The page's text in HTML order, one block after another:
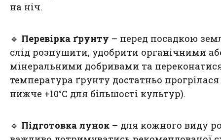
на ніч.
🔹 Перевірка ґрунту – перед посадкою
слід розпушити, удобрити органічними
мінеральними добривами та
температура ґрунту достатньо прогрілася
нижче +10°C для більшості культур).
🔹 Підготовка лунок – для кожного виду